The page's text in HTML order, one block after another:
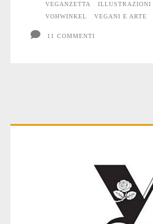
VEGANZETTA
ILLUSTRAZIONI
VOHWINKEL
VEGANI E ARTE
11 COMMENTI
Primary